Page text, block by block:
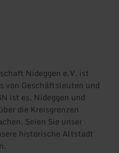
Nideggen e.V. ist
von Geschäftsleuten und
ist es, Nideggen und
die Kreisgrenzen
Seien Sie unser
historische Altstadt